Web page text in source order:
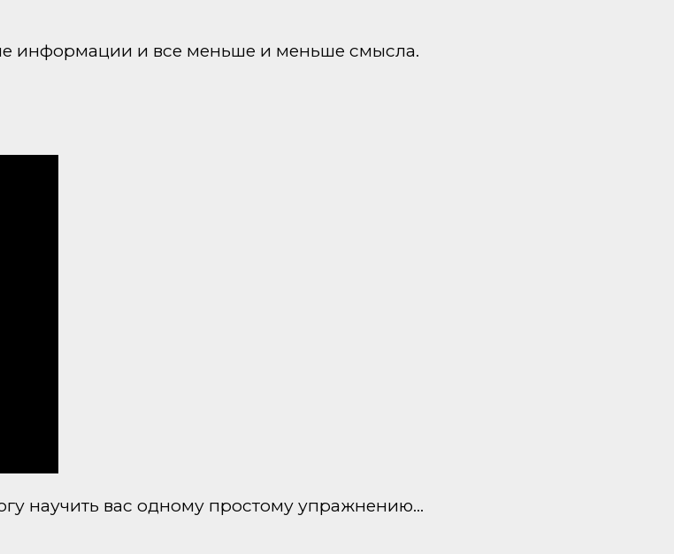
информации и все меньше и меньше смысла.
научить вас одному простому упражнению…